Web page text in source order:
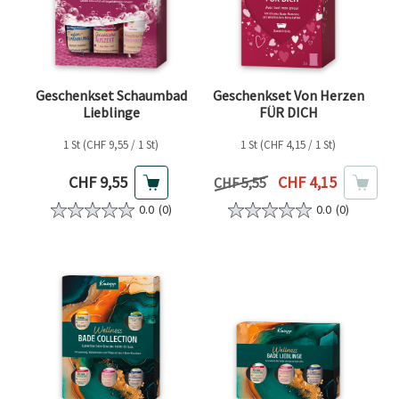
Geschenkset Schaumbad
Lieblinge
1 St (CHF 9,55 / 1 St)
Aktueller Preis
CHF 9,55
0.0 (0)
Geschenkset Von Herzen
FÜR DICH
1 St (CHF 4,15 / 1 St)
Vorheriger Preis
CHF 5,55 Aktueller Preis
CHF 4,15
0.0 (0)